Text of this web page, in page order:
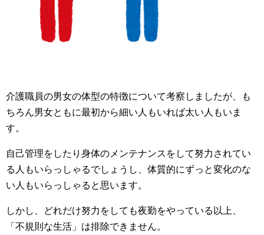
介護職員の男女の体型の特徴について考察しましたが、も
ちろん男女ともに最初から細い人もいれば太い人もいま
す。
自己管理をしたり身体のメンテナンスをして努力されてい
る人もいらっしゃるでしょうし、体質的にずっと変化のな
い人もいらっしゃると思います。
しかし、どれだけ努力をしても夜勤をやっている以上、
「不規則な生活」は排除できません。